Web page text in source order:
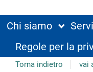
Chi siamo
Regole per la
Torna indietro vai